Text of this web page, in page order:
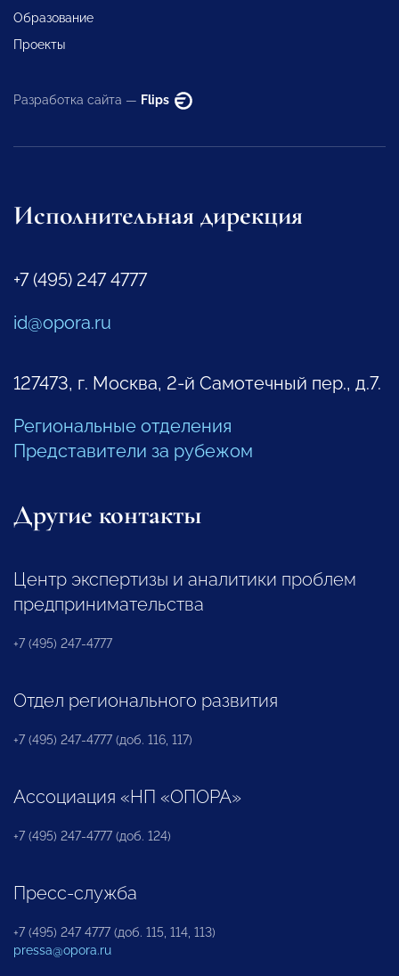
Образование
Проекты
Разработка сайта — Flips
Исполнительная дирекция
+7 (495) 247 4777
id@opora.ru
127473, г. Москва, 2-й Самотечный пер., д.7.
Региональные отделения
Представители за рубежом
Другие контакты
Центр экспертизы и аналитики проблем
предпринимательства
+7 (495) 247-4777
Отдел регионального развития
+7 (495) 247-4777 (доб. 116, 117)
Ассоциация «НП «ОПОРА»
+7 (495) 247-4777 (доб. 124)
Пресс-служба
+7 (495) 247 4777 (доб. 115, 114, 113)
pressa@opora.ru